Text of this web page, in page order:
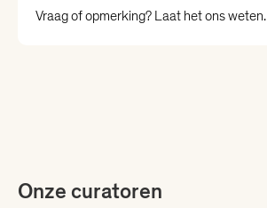
Vraag of opmerking? Laat het ons weten.
Onze curatoren